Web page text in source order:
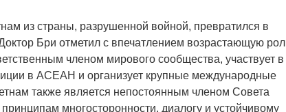
из страны, разрушенной войной, превратился в
Бри отметил с впечатлением возрастающую
членом мирового сообщества, участвует в
в АСЕАН и организует крупные международные
также является непостоянным членом Совета
многосторонности, диалогу и устойчивому